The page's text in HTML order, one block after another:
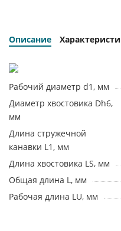
Описание
Рабочий диаметр d1, мм
Диаметр хвостовика Dh6,
мм
Длина стружечной
канавки L1, мм
Длина хвостовика LS, мм
Общая длина L, мм
Рабочая длина LU, мм